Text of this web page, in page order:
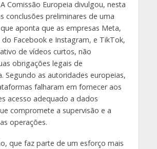
A Comissão Europeia divulgou, nesta
conclusões preliminares de uma
aponta que as empresas Meta,
Facebook e Instagram, e TikTok,
de vídeos curtos, não
obrigações legais de
Segundo as autoridades europeias,
falharam em fornecer aos
acesso adequado a dados
compromete a supervisão e a
operações.
que faz parte de um esforço mais